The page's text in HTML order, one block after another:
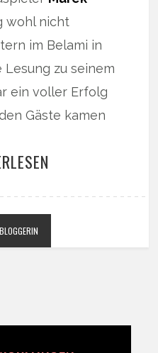
wohl nicht
im Belami in
zu seinem
ein voller Erfolg
Gäste kamen